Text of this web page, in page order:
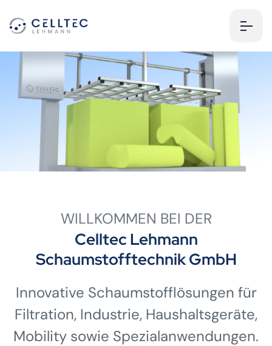
WILLKOMMEN BEI DER
Celltec Lehmann
Schaumstofftechnik GmbH
Innovative Schaumstoff­lösungen für
Filtration, Industrie, Haushalts­geräte,
Mobility sowie Spezial­anwendungen.